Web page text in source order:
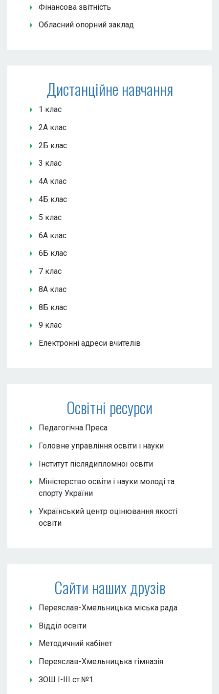
Фінансова звітність
Обласний опорний заклад
Дистанційне навчання
1 клас
2А клас
2Б клас
3 клас
4А клас
4Б клас
5 клас
6А клас
6Б клас
7 клас
8А клас
8Б клас
9 клас
Електронні адреси вчителів
Освітні ресурси
Педагогічна Преса
Головне управління освіти і науки
Інститут післядипломної освіти
Міністерство освіти і науки молоді та
спорту України
Український центр оцінювання якості
освіти
Сайти наших друзів
Переяслав-Хмельницька міська рада
Відділ освіти
Методичний кабінет
Переяслав-Хмельницька гімназія
ЗОШ І-ІІІ ст.№1